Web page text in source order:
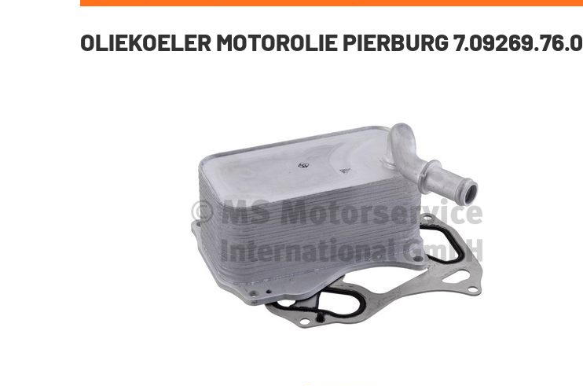
OLIEKOELER MOTOROLIE PIERBURG 7.09269.76.0